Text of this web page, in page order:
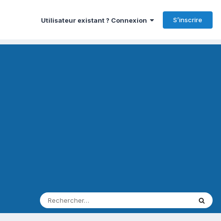
Utilisateur existant ? Connexion S’inscrire